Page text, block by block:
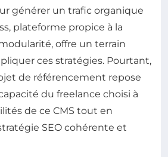
générer un trafic organique
plateforme propice à la
offre un terrain
ces stratégies. Pourtant,
de référencement repose
du freelance choisi à
de ce CMS tout en
SEO cohérente et